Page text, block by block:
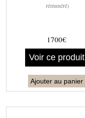
rémunéré)
1700€
Voir ce produit
Ajouter au panier